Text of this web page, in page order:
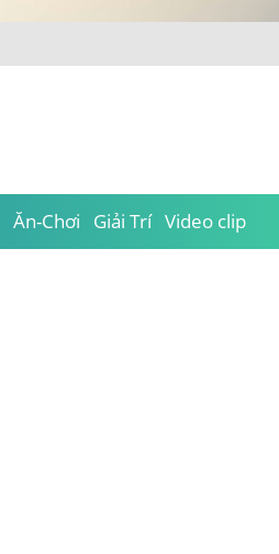
Ăn-Chơi Giải Trí Video clip